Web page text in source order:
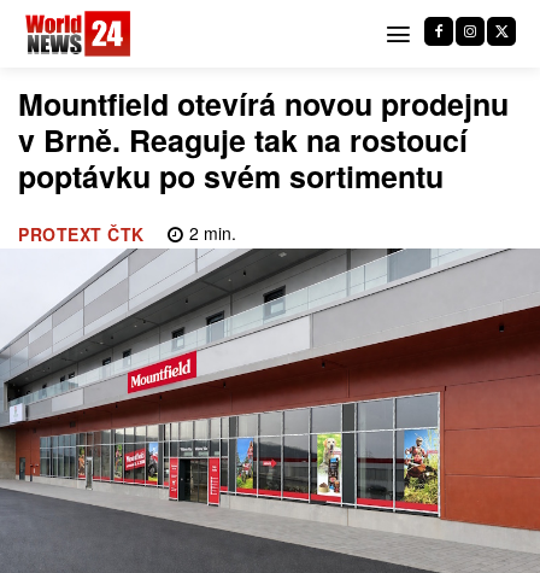
Mountfield otevírá novou prodejnu
v Brně. Reaguje tak na rostoucí
poptávku po svém sortimentu
PROTEXT ČTK 2 min.